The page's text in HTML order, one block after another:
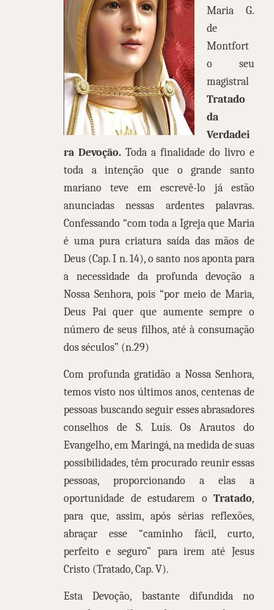
Maria G.
de
Montfort
o seu
magistral
Tratado
da
Verdadei
ra Devoção. Toda a finalidade do livro e
toda a intenção que o grande santo
mariano teve em escrevê-lo já estão
anunciadas nessas ardentes palavras.
Confessando “com toda a Igreja que Maria
é uma pura criatura saída das mãos de
Deus (Cap. I n. 14), o santo nos aponta para
a necessidade da profunda devoção a
Nossa Senhora, pois “por meio de Maria,
Deus Pai quer que aumente sempre o
número de seus filhos, até à consumação
dos séculos” (n.29)
Com profunda gratidão a Nossa Senhora,
temos visto nos últimos anos, centenas de
pessoas buscando seguir esses abrasadores
conselhos de S. Luís. Os Arautos do
Evangelho, em Maringá, na medida de suas
possibilidades, têm procurado reunir essas
pessoas, proporcionando a elas a
oportunidade de estudarem o Tratado,
para que, assim, após sérias reflexões,
abraçar esse “caminho fácil, curto,
perfeito e seguro” para irem até Jesus
Cristo (Tratado, Cap. V).
Esta Devoção, bastante difundida no